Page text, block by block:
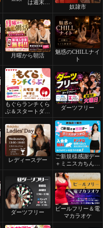
は週末祝
奴隷市
月曜から朝活
魅惑のCHILLナイ
ト
もぐらランチくら
ぶ＆スタートダッ
シュ
ダーツフリー
レディースデー
ご新規様感謝デー
＋ミニスカちんち
ろ
ダーツフリー
ビールフリー＆電
マカラオケ